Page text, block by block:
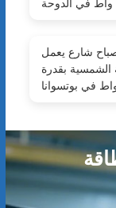
شارع يعمل
الشمسية بقدرة